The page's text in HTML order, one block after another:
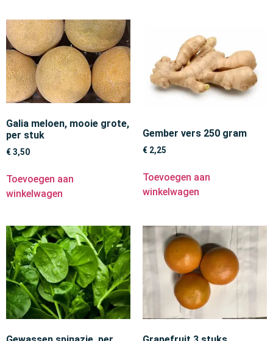
Galia meloen, mooie grote,
per stuk
€3,50
Toevoegen aan
winkelwagen
Gember vers 250 gram
€ 2,25
Toevoegen aan
winkelwagen